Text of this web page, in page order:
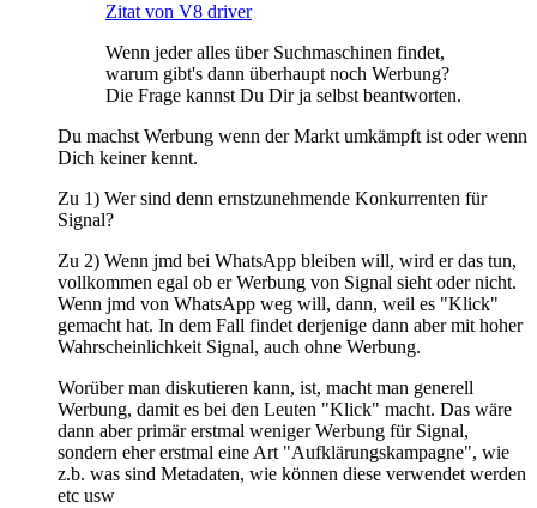
Zitat von V8 driver
Wenn jeder alles über Suchmaschinen findet,
warum gibt's dann überhaupt noch Werbung?
Die Frage kannst Du Dir ja selbst beantworten.
Du machst Werbung wenn der Markt umkämpft ist oder wenn
Dich keiner kennt.
Zu 1) Wer sind denn ernstzunehmende Konkurrenten für
Signal?
Zu 2) Wenn jmd bei WhatsApp bleiben will, wird er das tun,
vollkommen egal ob er Werbung von Signal sieht oder nicht.
Wenn jmd von WhatsApp weg will, dann, weil es "Klick"
gemacht hat. In dem Fall findet derjenige dann aber mit hoher
Wahrscheinlichkeit Signal, auch ohne Werbung.
Worüber man diskutieren kann, ist, macht man generell
Werbung, damit es bei den Leuten "Klick" macht. Das wäre
dann aber primär erstmal weniger Werbung für Signal,
sondern eher erstmal eine Art "Aufklärungskampagne", wie
z.b. was sind Metadaten, wie können diese verwendet werden
etc usw